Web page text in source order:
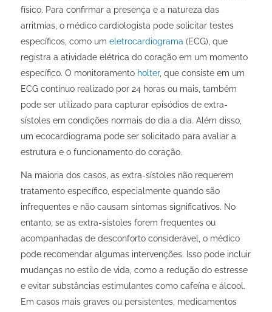
físico. Para confirmar a presença e a natureza das
arritmias, o médico cardiologista pode solicitar testes
específicos, como um eletrocardiograma (ECG), que
registra a atividade elétrica do coração em um momento
específico. O monitoramento holter, que consiste em um
ECG contínuo realizado por 24 horas ou mais, também
pode ser utilizado para capturar episódios de extra-
sístoles em condições normais do dia a dia. Além disso,
um ecocardiograma pode ser solicitado para avaliar a
estrutura e o funcionamento do coração.
Na maioria dos casos, as extra-sístoles não requerem
tratamento específico, especialmente quando são
infrequentes e não causam sintomas significativos. No
entanto, se as extra-sístoles forem frequentes ou
acompanhadas de desconforto considerável, o médico
pode recomendar algumas intervenções. Isso pode incluir
mudanças no estilo de vida, como a redução do estresse
e evitar substâncias estimulantes como cafeína e álcool.
Em casos mais graves ou persistentes, medicamentos